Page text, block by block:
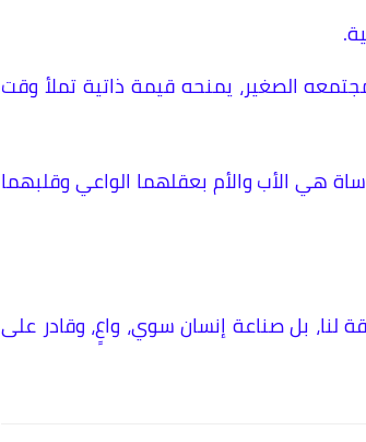
الصغير، يمنحه قيمة ذاتية تملأ وقت
هي الأب والأم بعقلهما الواعي وقلبهما
بل صناعة إنسان سوي، واعٍ، وقادر على